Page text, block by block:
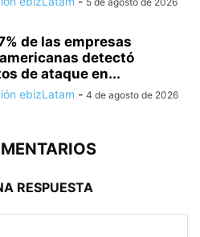
de las empresas
detectó
de ataque en...
ebizLatam - 4 de agosto de 2026
RESPUESTA